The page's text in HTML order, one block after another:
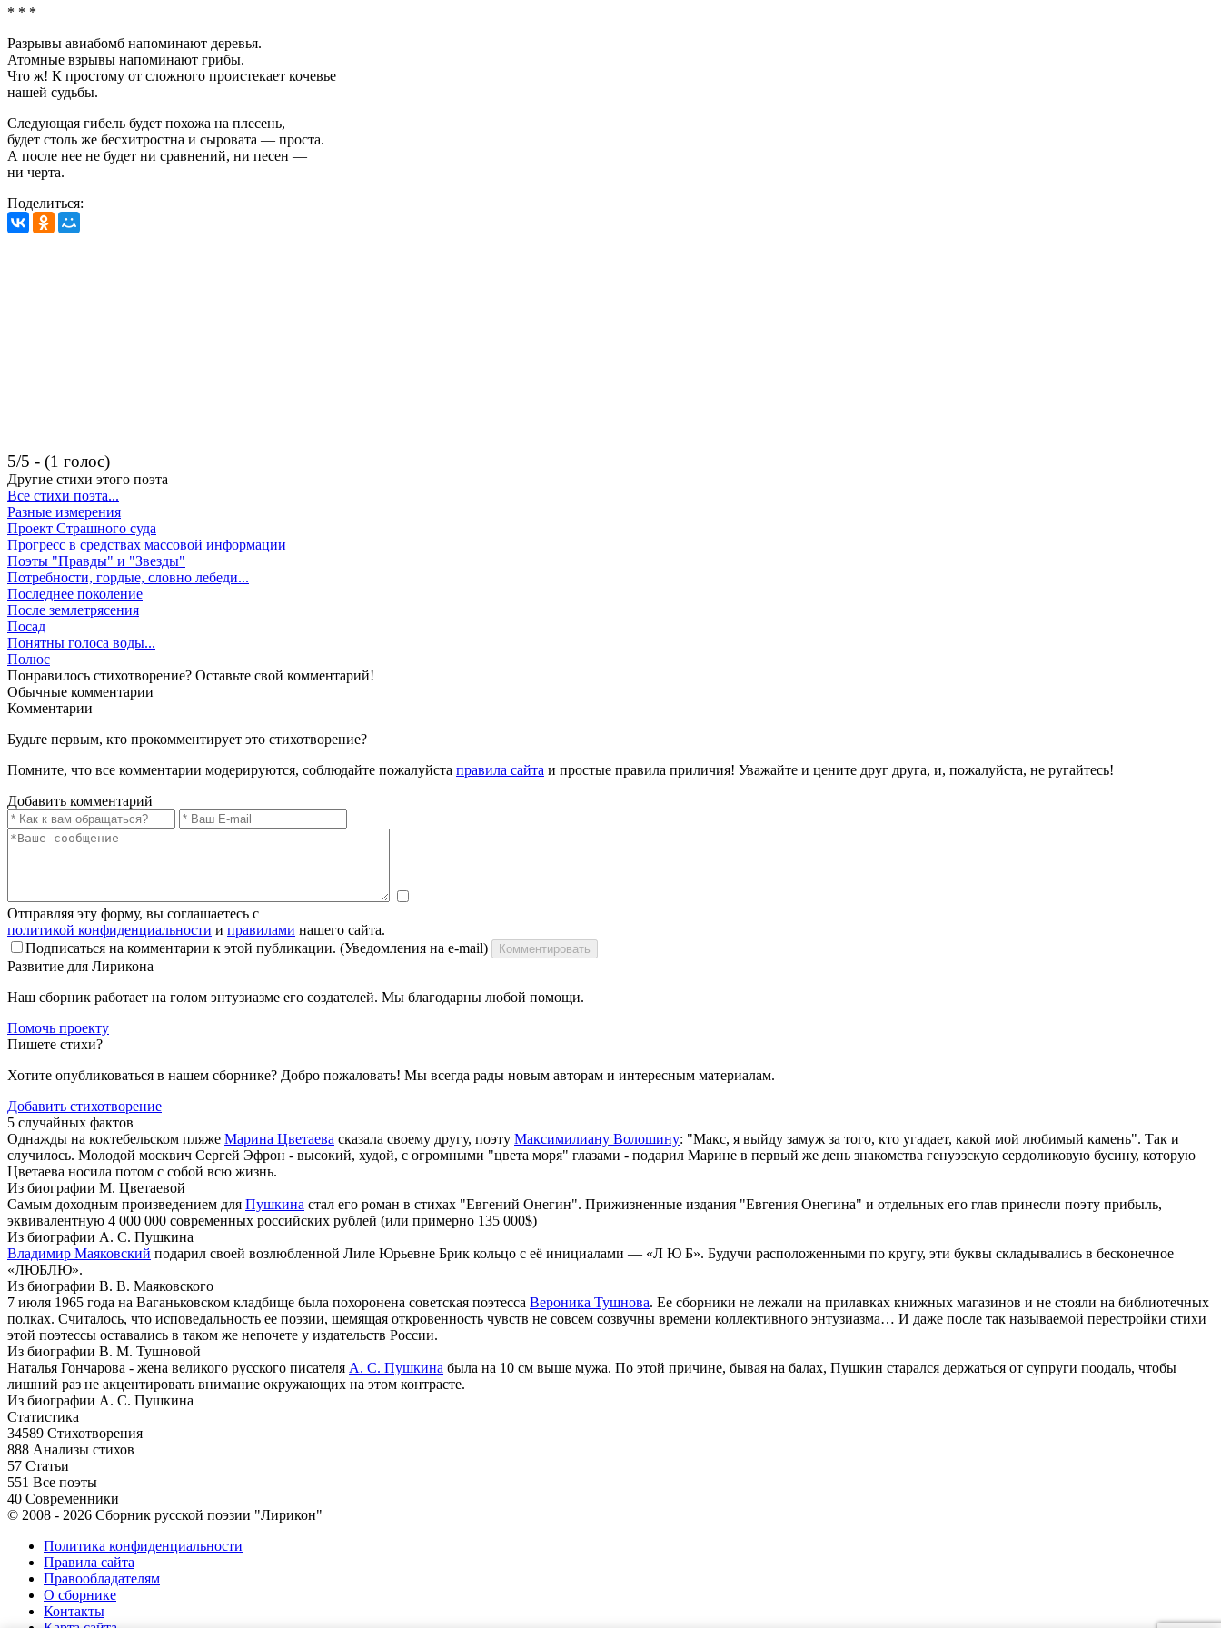
* * *
Разрывы авиабомб напоминают деревья.
Атомные взрывы напоминают грибы.
Что ж! К простому от сложного проистекает кочевье
нашей судьбы.
Следующая гибель будет похожа на плесень,
будет столь же бесхитростна и сыровата — проста.
А после нее не будет ни сравнений, ни песен —
ни черта.
Поделиться:
5/5 - (1 голос)
Другие стихи этого поэта
Все стихи поэта...
Разные измерения
Проект Страшного суда
Прогресс в средствах массовой информации
Поэты "Правды" и "Звезды"
Потребности, гордые, словно лебеди...
Последнее поколение
После землетрясения
Посад
Понятны голоса воды...
Полюс
Понравилось стихотворение? Оставьте свой комментарий!
Обычные комментарии
Комментарии
Будьте первым, кто прокомментирует это стихотворение?
Помните, что все комментарии модерируются, соблюдайте пожалуйста правила сайта и простые правила приличия! Уважайте и цените друг друга, и, пожалуйста, не ругайтесь!
Добавить комментарий
Отправляя эту форму, вы соглашаетесь с
политикой конфиденциальности и правилами нашего сайта.
Подписаться на комментарии к этой публикации. (Уведомления на e-mail)
Комментировать
Развитие для Лирикона
Наш сборник работает на голом энтузиазме его создателей. Мы благодарны любой помощи.
Помочь проекту
Пишете стихи?
Хотите опубликоваться в нашем сборнике? Добро пожаловать! Мы всегда рады новым авторам и интересным материалам.
Добавить стихотворение
5 случайных фактов
Однажды на коктебельском пляже Марина Цветаева сказала своему другу, поэту Максимилиану Волошину: "Макс, я выйду замуж за того, кто угадает, какой мой любимый камень". Так и
случилось. Молодой москвич Сергей Эфрон - высокий, худой, с огромными "цвета моря" глазами - подарил Марине в первый же день знакомства генуэзскую сердоликовую бусину, которую
Цветаева носила потом с собой всю жизнь.
Из биографии М. Цветаевой
Самым доходным произведением для Пушкина стал его роман в стихах "Евгений Онегин". Прижизненные издания "Евгения Онегина" и отдельных его глав принесли поэту прибыль,
эквивалентную 4 000 000 современных российских рублей (или примерно 135 000$)
Из биографии А. С. Пушкина
Владимир Маяковский подарил своей возлюбленной Лиле Юрьевне Брик кольцо с её инициалами — «Л Ю Б». Будучи расположенными по кругу, эти буквы складывались в бесконечное
«ЛЮБЛЮ».
Из биографии В. В. Маяковского
7 июля 1965 года на Ваганьковском кладбище была похоронена советская поэтесса Вероника Тушнова. Ее сборники не лежали на прилавках книжных магазинов и не стояли на библиотечных
полках. Считалось, что исповедальность ее поэзии, щемящая откровенность чувств не совсем созвучны времени коллективного энтузиазма… И даже после так называемой перестройки стихи
этой поэтессы оставались в таком же непочете у издательств России.
Из биографии В. М. Тушновой
Наталья Гончарова - жена великого русского писателя А. С. Пушкина была на 10 см выше мужа. По этой причине, бывая на балах, Пушкин старался держаться от супруги поодаль, чтобы
лишний раз не акцентировать внимание окружающих на этом контрасте.
Из биографии А. С. Пушкина
Статистика
34589 Стихотворения
888 Анализы стихов
57 Статьи
551 Все поэты
40 Современники
© 2008 - 2026 Сборник русской поэзии "Лирикон"
Политика конфиденциальности
Правила сайта
Правообладателям
О сборнике
Контакты